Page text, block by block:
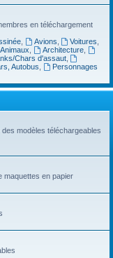
en téléchargement
, Avions Voitures
Animaux Architecture
Chars d'assaut,
Autobus
Personnages
modèles téléchargeables
maquettes en papier